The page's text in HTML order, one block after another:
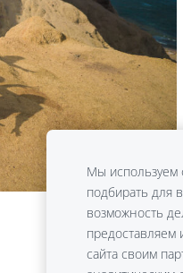
Мы используем
подбирать для
возможность
сайта своим